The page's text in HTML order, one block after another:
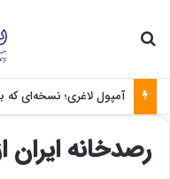
آمپول لاغری؛ نسخه‌ای که
رصدخانه ایران